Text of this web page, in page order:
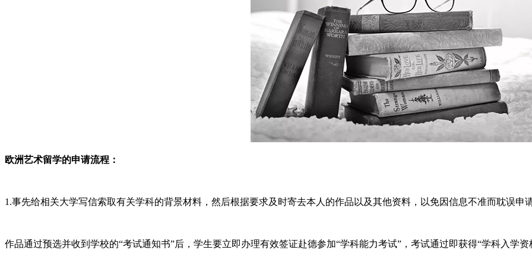
欧洲艺术留学的申请流程：
1.事先给相关大学写信索取有关学科的背景材料，然后根据要求及时寄去本人的作品以及其他资料，以免因信息不准而耽误申
作品通过预选并收到学校的“考试通知书”后，学生要立即办理有效签证赴德参加“学科能力考试”，考试通过即获得“学科入学